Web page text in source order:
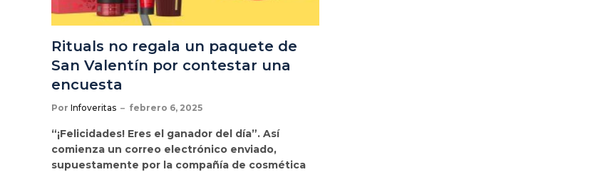
Rituals no regala un paquete de
San Valentín por contestar una
encuesta
Por Infoveritas febrero 6, 2025
“¡Felicidades! Eres el ganador del día”. Así
comienza un correo electrónico enviado,
supuestamente por la compañía de cosmética